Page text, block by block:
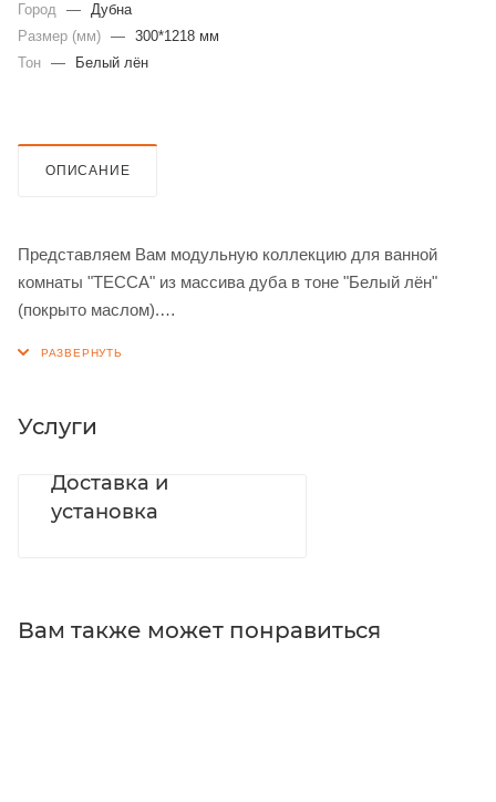
Город — Дубна
Размер (мм) — 300*1218 мм
Тон — Белый лён
ОПИСАНИЕ
Представляем Вам модульную коллекцию для ванной
комнаты "ТЕССА" из массива дуба в тоне "Белый лён"
(покрыто маслом).
цене.
Образец находится в фирменном салоне "Экомебель" при
фабрике по адресу: г.Дубна, Московская обл., ул.
Услуги
Доставка и
установка
Вам также может понравиться